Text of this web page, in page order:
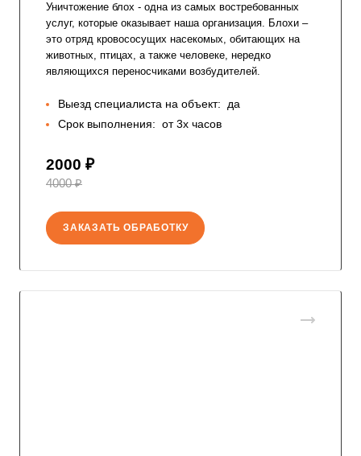
Уничтожение блох - одна из самых востребованных
услуг, которые оказывает наша организация. Блохи –
это отряд кровососущих насекомых, обитающих на
животных, птицах, а также человеке, нередко
являющихся переносчиками возбудителей.
Выезд специалиста на объект:
да
Срок выполнения: от 3х часов
2000 ₽
4000 ₽
ЗАКАЗАТЬ ОБРАБОТКУ